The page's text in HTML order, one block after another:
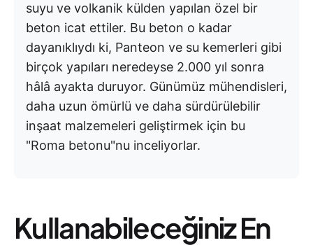
suyu ve volkanik külden yapılan özel bir
beton icat ettiler. Bu beton o kadar
dayanıklıydı ki, Panteon ve su kemerleri gibi
birçok yapıları neredeyse 2.000 yıl sonra
hâlâ ayakta duruyor. Günümüz mühendisleri,
daha uzun ömürlü ve daha sürdürülebilir
inşaat malzemeleri geliştirmek için bu
"Roma betonu"nu inceliyorlar.
Kullanabileceğiniz En